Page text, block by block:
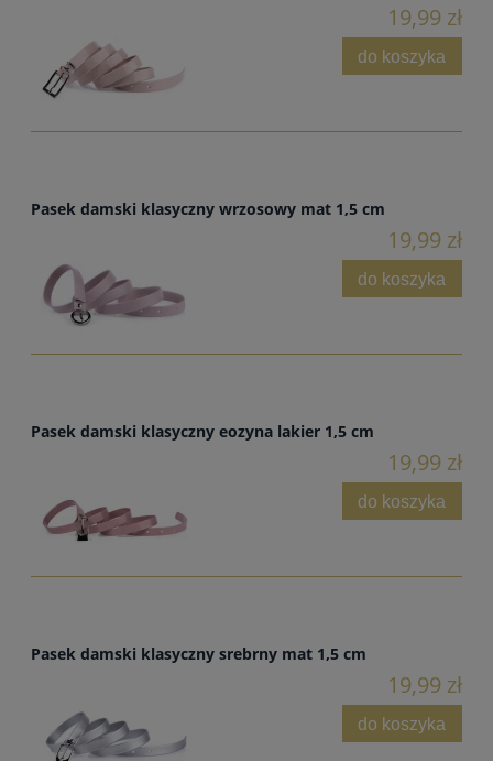
19,99 zł
do koszyka
Pasek damski klasyczny wrzosowy mat 1,5 cm
19,99 zł
do koszyka
Pasek damski klasyczny eozyna lakier 1,5 cm
19,99 zł
do koszyka
Pasek damski klasyczny srebrny mat 1,5 cm
19,99 zł
do koszyka